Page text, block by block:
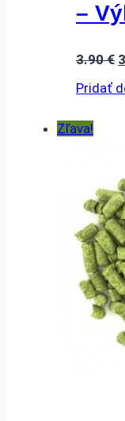
–
3.90€
Pridať
Zľava!